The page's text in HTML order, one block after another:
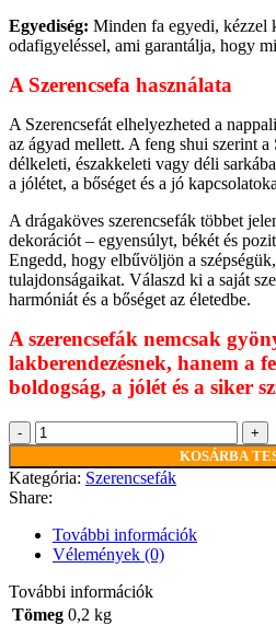
Egyediség: Minden fa egyedi, kézzel
odafigyeléssel, ami garantálja, hogy
A Szerencsefa használata
A Szerencsefát elhelyezheted a
az ágyad mellett. A feng shui szerint a
délkeleti, északkeleti vagy déli
a jólétet, a bőséget és a jó
A drágaköves szerencsefák többet
dekorációt – egyensúlyt, békét és
Engedd, hogy elbűvöljön a
tulajdonságaikat. Válaszd ki a saját
harmóniát és a bőséget az életedbe.
A szerencsefák nemcsak
lakberendezésnek, hanem a
boldogság, a jólét és a siker
Szerencsefa
ajándékdobozban
-
Avanturín
mennyiség
KOSÁRBA
Kategória: Szerencsefák
Share:
További információk
Vélemények (0)
További információk
Tömeg 0,2 kg